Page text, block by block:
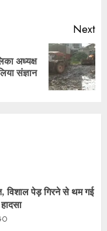
Next
अध्यक्ष
संज्ञान
विशाल पेड़ गिरने से थम गई